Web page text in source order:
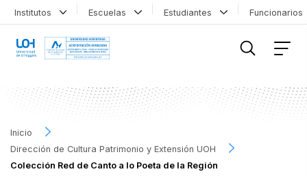
Institutos Escuelas Estudiantes
Inicio
Dirección de Cultura Patrimonio y Extensión UOH
Colección Red de Canto a lo Poeta de la Región